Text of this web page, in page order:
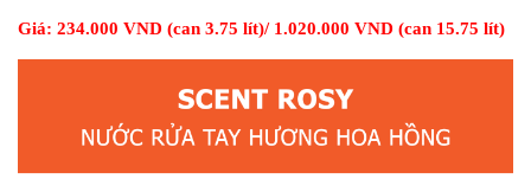
Giá: 234.000 VND (can 3.75 lít)/ 1.020.000 VND (can 15.75 lít)